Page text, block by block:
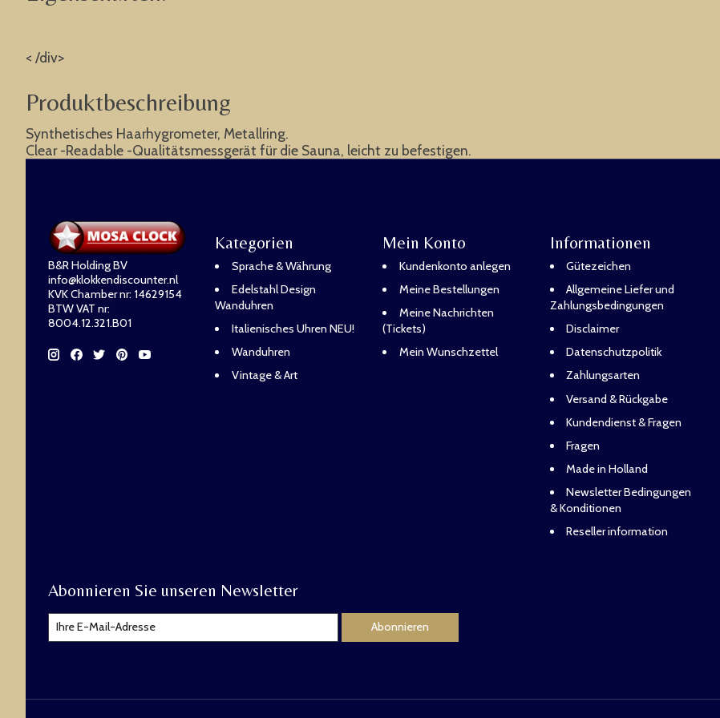
< /div>
Produktbeschreibung
Synthetisches Haarhygrometer, Metallring.
Clear -Readable -Qualitätsmessgerät für die Sauna, leicht zu befestigen.
B&R Holding BV
info@klokkendiscounter.nl
KVK Chamber nr: 14629154
BTW VAT nr:
8004.12.321.B01
Kategorien
Sprache & Währung
Edelstahl Design
Wanduhren
Italienisches Uhren NEU!
Wanduhren
Vintage & Art
Mein Konto
Kundenkonto anlegen
Meine Bestellungen
Meine Nachrichten
(Tickets)
Mein Wunschzettel
Informationen
Gütezeichen
Allgemeine Liefer und
Zahlungsbedingungen
Disclaimer
Datenschutzpolitik
Zahlungsarten
Versand & Rückgabe
Kundendienst & Fragen
Fragen
Made in Holland
Newsletter Bedingungen
& Konditionen
Reseller information
Abonnieren Sie unseren Newsletter
Abonnieren